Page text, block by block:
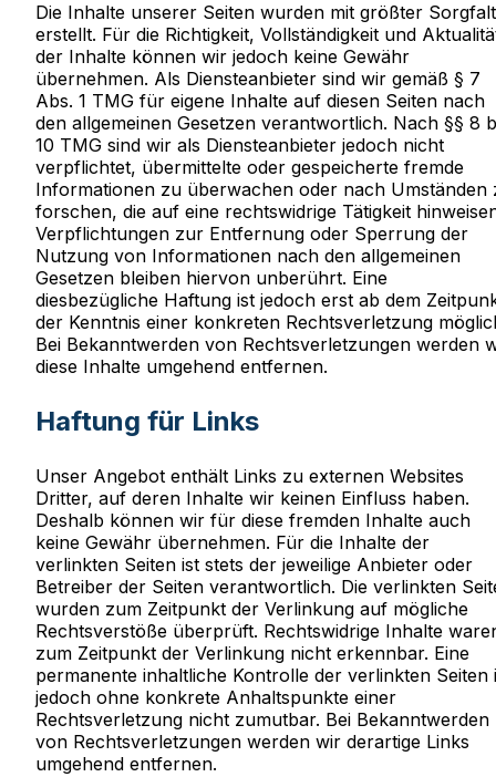
Die Inhalte unserer Seiten wurden mit größter Sorgfalt
erstellt. Für die Richtigkeit, Vollständigkeit und
der Inhalte können wir jedoch keine Gewähr
übernehmen. Als Diensteanbieter sind wir gemäß § 7
Abs. 1 TMG für eigene Inhalte auf diesen Seiten nach
den allgemeinen Gesetzen verantwortlich. Nach §§ 8
10 TMG sind wir als Diensteanbieter jedoch nicht
verpflichtet, übermittelte oder gespeicherte fremde
Informationen zu überwachen oder nach Umständen
forschen, die auf eine rechtswidrige Tätigkeit
Verpflichtungen zur Entfernung oder Sperrung der
Nutzung von Informationen nach den allgemeinen
Gesetzen bleiben hiervon unberührt. Eine
diesbezügliche Haftung ist jedoch erst ab dem
der Kenntnis einer konkreten Rechtsverletzung
Bei Bekanntwerden von Rechtsverletzungen werden
diese Inhalte umgehend entfernen.
Haftung für Links
Unser Angebot enthält Links zu externen Websites
Dritter, auf deren Inhalte wir keinen Einfluss haben.
Deshalb können wir für diese fremden Inhalte auch
keine Gewähr übernehmen. Für die Inhalte der
verlinkten Seiten ist stets der jeweilige Anbieter oder
Betreiber der Seiten verantwortlich. Die verlinkten
wurden zum Zeitpunkt der Verlinkung auf mögliche
Rechtsverstöße überprüft. Rechtswidrige Inhalte
zum Zeitpunkt der Verlinkung nicht erkennbar. Eine
permanente inhaltliche Kontrolle der verlinkten Seiten
jedoch ohne konkrete Anhaltspunkte einer
Rechtsverletzung nicht zumutbar. Bei Bekanntwerden
von Rechtsverletzungen werden wir derartige Links
umgehend entfernen.